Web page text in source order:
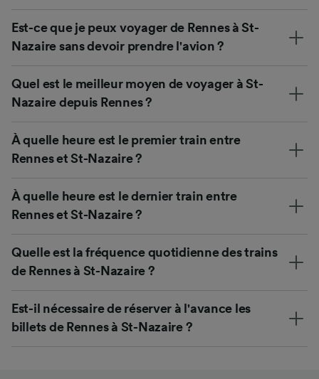
Est-ce que je peux voyager de Rennes à St-
Nazaire sans devoir prendre l'avion ?
Quel est le meilleur moyen de voyager à St-
Nazaire depuis Rennes ?
À quelle heure est le premier train entre
Rennes et St-Nazaire ?
À quelle heure est le dernier train entre
Rennes et St-Nazaire ?
Quelle est la fréquence quotidienne des trains
de Rennes à St-Nazaire ?
Est-il nécessaire de réserver à l'avance les
billets de Rennes à St-Nazaire ?